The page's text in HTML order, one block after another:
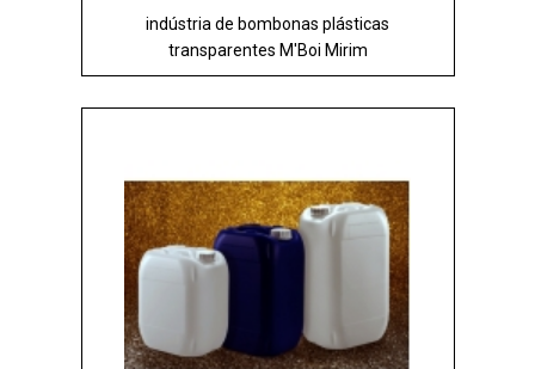
indústria de bombonas plásticas
transparentes M'Boi Mirim